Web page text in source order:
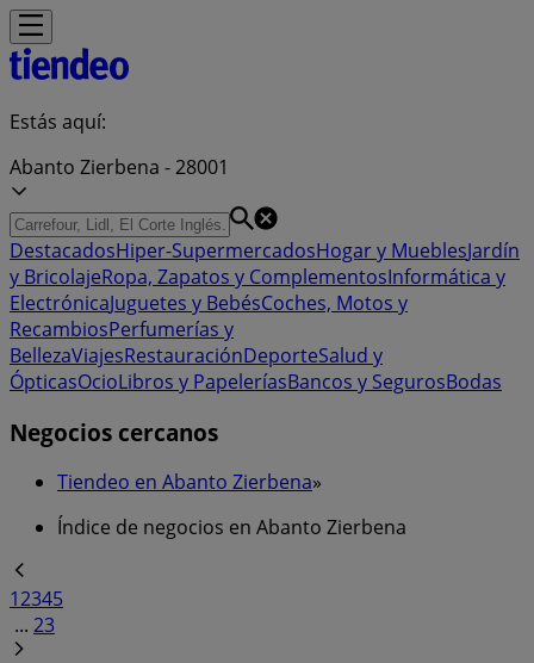
Estás aquí:
Abanto Zierbena - 28001
DestacadosHiper-SupermercadosHogar y MueblesJardín
y BricolajeRopa, Zapatos y ComplementosInformática y
ElectrónicaJuguetes y BebésCoches, Motos y
RecambiosPerfumerías y
BellezaViajesRestauraciónDeporteSalud y
ÓpticasOcioLibros y PapeleríasBancos y SegurosBodas
Negocios cercanos
Tiendeo en Abanto Zierbena»
Índice de negocios en Abanto Zierbena
12345
... 23